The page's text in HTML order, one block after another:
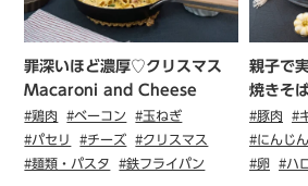
罪深いほど濃厚♡クリスマス
Macaroni and Cheese
#鶏肉 #ベーコン
#玉ねぎ
#パセリ
#チーズ
#クリスマス
#麺類・パスタ
#鉄フライパン
親子で
焼きそ
#豚肉 #
#にんじん
#卵
#ハ